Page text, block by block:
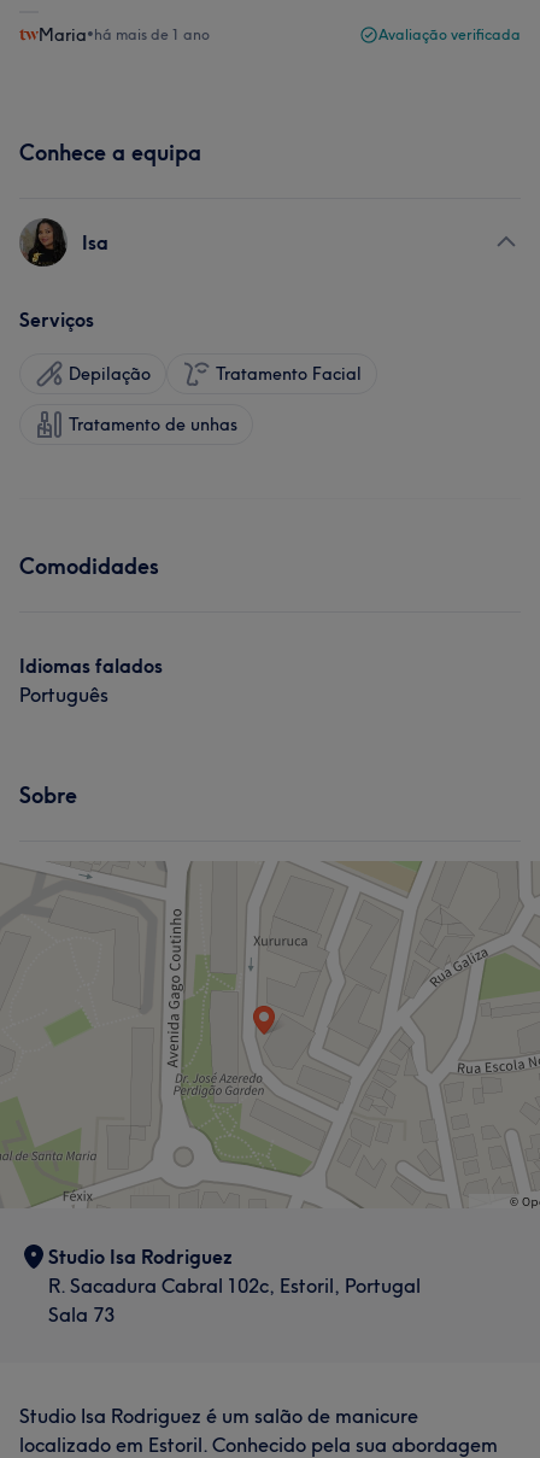
Maria•há mais de 1 ano Avaliação verificada
Conhece a equipa
Isa
Serviços
Depilação Tratamento Facial
Tratamento de unhas
Comodidades
Idiomas falados
Português
Sobre
Studio Isa Rodriguez
R. Sacadura Cabral 102c, Estoril, Portugal
Sala 73
Studio Isa Rodriguez é um salão de manicure
localizado em Estoril. Conhecido pela sua abordagem